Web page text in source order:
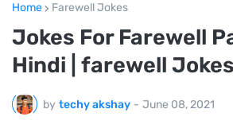
Home Farewell Jokes
Jokes For Farewell
Hindi | farewell
by techy akshay - June 08, 2021